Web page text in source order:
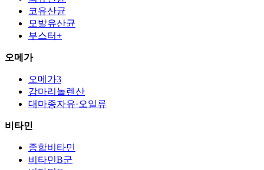
코유산균
모발유산균
부스터+
오메가
오메가3
감마리놀렌산
대마종자유·오일류
비타민
종합비타민
비타민B군